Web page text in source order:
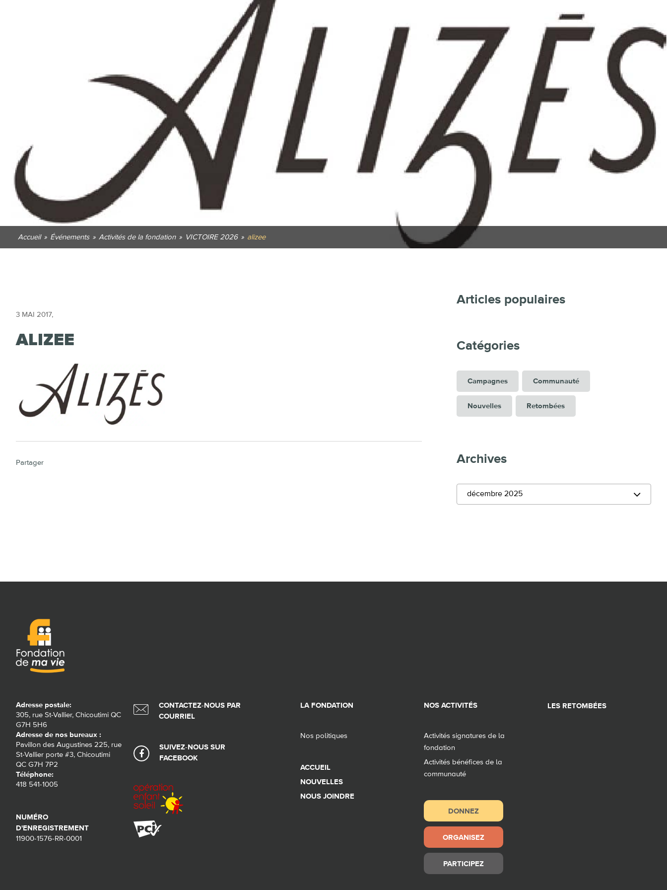
Accueil » Événements » Activités de la fondation » VICTOIRE 2026 » alizee
3 MAI 2017,
ALIZEE
Partager
Articles populaires
Catégories
Campagnes Communauté
Nouvelles Retombées
Archives
décembre 2025
Adresse postale:
305, rue St-Vallier, Chicoutimi QC
G7H 5H6
Adresse de nos bureaux :
Pavillon des Augustines 225, rue
St-Vallier porte #3, Chicoutimi
QC G7H 7P2
Téléphone:
418 541-1005
NUMÉRO
D'ENREGISTREMENT
11900-1576-RR-0001
CONTACTEZ-NOUS PAR
COURRIEL
SUIVEZ-NOUS SUR
FACEBOOK
LA FONDATION
Nos politiques
ACCUEIL
NOUVELLES
NOUS JOINDRE
NOS ACTIVITÉS
Activités signatures de la
fondation
Activités bénéfices de la
communauté
DONNEZ
ORGANISEZ
PARTICIPEZ
LES RETOMBÉES